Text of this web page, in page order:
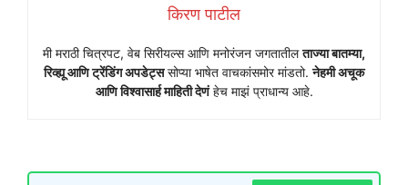
किरण पाटील
मी मराठी चित्रपट, वेब सिरीयल्स आणि मनोरंजन जगतातीलताज्या बातम्या,
रिव्ह्यू आणि ट्रेंडिंग अपडेट्ससोप्या भाषेत वाचकांसमोर मांडतो.नेहमी अचूक
आणि विश्वासार्ह माहिती देणंहेच माझं प्राधान्य आहे.